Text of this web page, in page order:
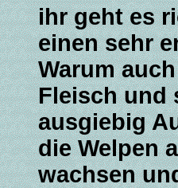
ihr geht es
einen sehr
Warum
Fleisch und
ausgiebig
die Welpen
wachsen